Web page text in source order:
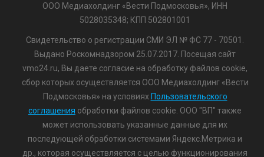
ООО Медиахолдинг «Вести Подмосковья», ИНН
5028035348; КПП 502801001
Свидетельство о регистрации СМИ ЭЛ № ФС 77 - 70501.
Выдано Роскомнадзором 25.07.2017. Посещая сайт
vmo24.ru, Вы даете согласие на обработку файлов cookie,
сбор которых осуществляется ООО Медиахолдинг «Вести
Подмосковья» на условиях Пользовательского
соглашения обработки файлов cookie. ООО "ВП" также
может использовать указанные данные для их
последующей обработки системами Яндекс.Метрика и
др., которая осуществляется с целью функционирования